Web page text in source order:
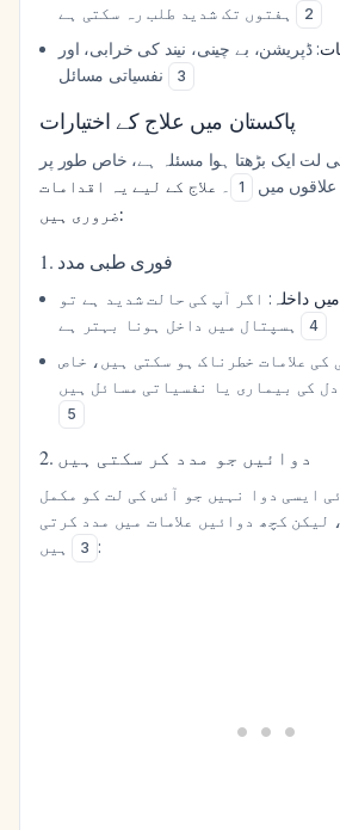
2
: ڈپریشن، بے چینی، نیند کی خرابی، اور
3
پاکستان میں علاج کے اختیارات
لت ایک بڑھتا ہوا مسئلہ ہے، خاص طور پر
میں
1
علاج کے لیے یہ اقدامات
ضروری ہیں:
1. فوری طبی مدد
داخلہ : اگر آپ کی حالت شدید ہے تو
4
کی علامات خطرناک ہو سکتی ہیں، خاص
کی بیماری یا نفسیاتی مسائل ہیں
5
2. دوائیں جو مدد کر سکتی ہیں
ایسی دوا نہیں جو آئس کی لت کو مکمل
لیکن کچھ دوائیں علامات میں مدد کرتی
3 :